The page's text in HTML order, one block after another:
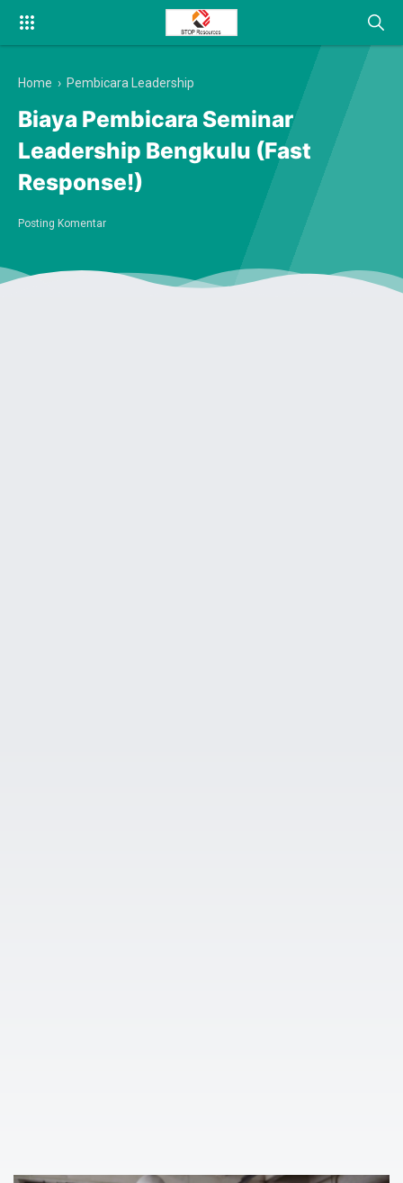
Home › Pembicara Leadership
Biaya Pembicara Seminar
Leadership Bengkulu (Fast
Response!)
Posting Komentar